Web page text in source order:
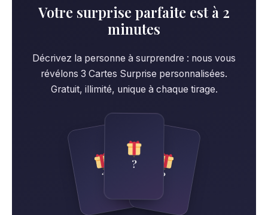
Votre surprise parfaite est à 2
minutes
Décrivez la personne à surprendre : nous vous
révélons 3 Cartes Surprise personnalisées.
Gratuit, illimité, unique à chaque tirage.
?
?
?